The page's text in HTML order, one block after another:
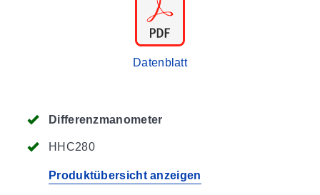
Differenzmanometer
HHC280
Produktübersicht anzeigen
Datenblatt